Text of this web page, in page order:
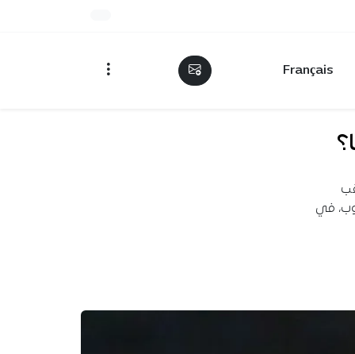
Français
كلوب، في